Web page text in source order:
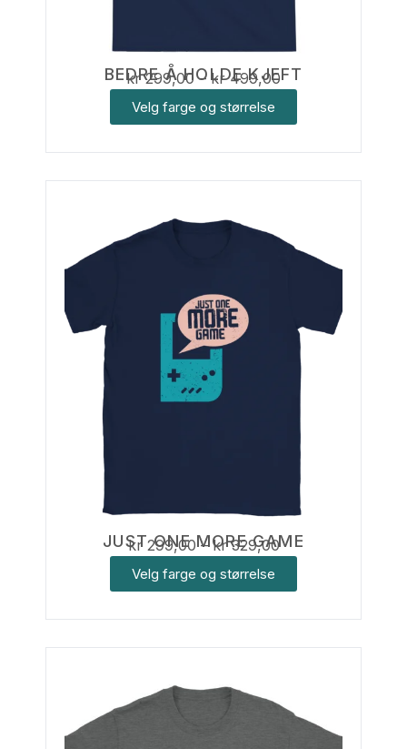
BEDRE Å HOLDE KJEFT
kr299,00 – kr499,00
Velg farge og størrelse
JUST ONE MORE GAME
kr299,00 – kr329,00
Velg farge og størrelse